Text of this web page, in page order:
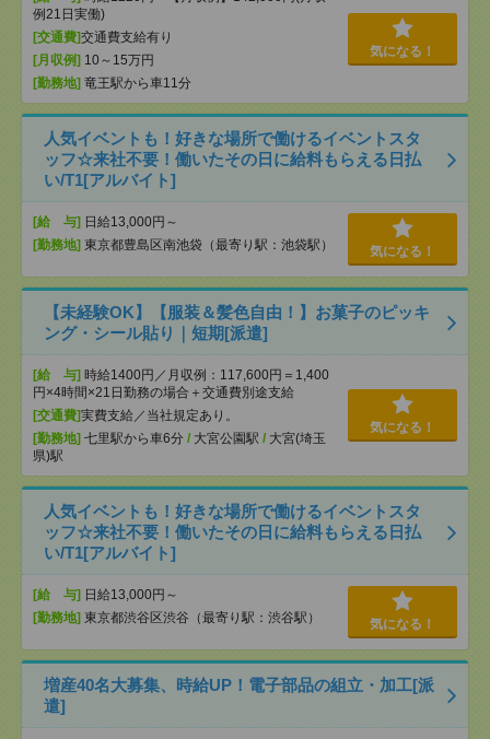
例21日実働)
[交通費]交通費支給有り
[月収例] 10～15万円
[勤務地] 竜王駅から車11分
気になる！
人気イベントも！好きな場所で働けるイベントスタ
ッフ☆来社不要！働いたその日に給料もらえる日払
い/T1[アルバイト]
[給 与] 日給13,000円～
[勤務地] 東京都豊島区南池袋（最寄り駅：池袋駅） 気になる！
【未経験OK】【服装＆髪色自由！】お菓子のピッキ
ング・シール貼り｜短期[派遣]
[給 与] 時給1400円／月収例：117,600円＝1,400
円×4時間×21日勤務の場合＋交通費別途支給
[交通費]実費支給／当社規定あり。
[勤務地] 七里駅から車6分 / 大宮公園駅 / 大宮(埼玉
県)駅
気になる！
人気イベントも！好きな場所で働けるイベントスタ
ッフ☆来社不要！働いたその日に給料もらえる日払
い/T1[アルバイト]
[給 与] 日給13,000円～
[勤務地] 東京都渋谷区渋谷（最寄り駅：渋谷駅） 気になる！
増産40名大募集、時給UP！電子部品の組立・加工[派
遣]